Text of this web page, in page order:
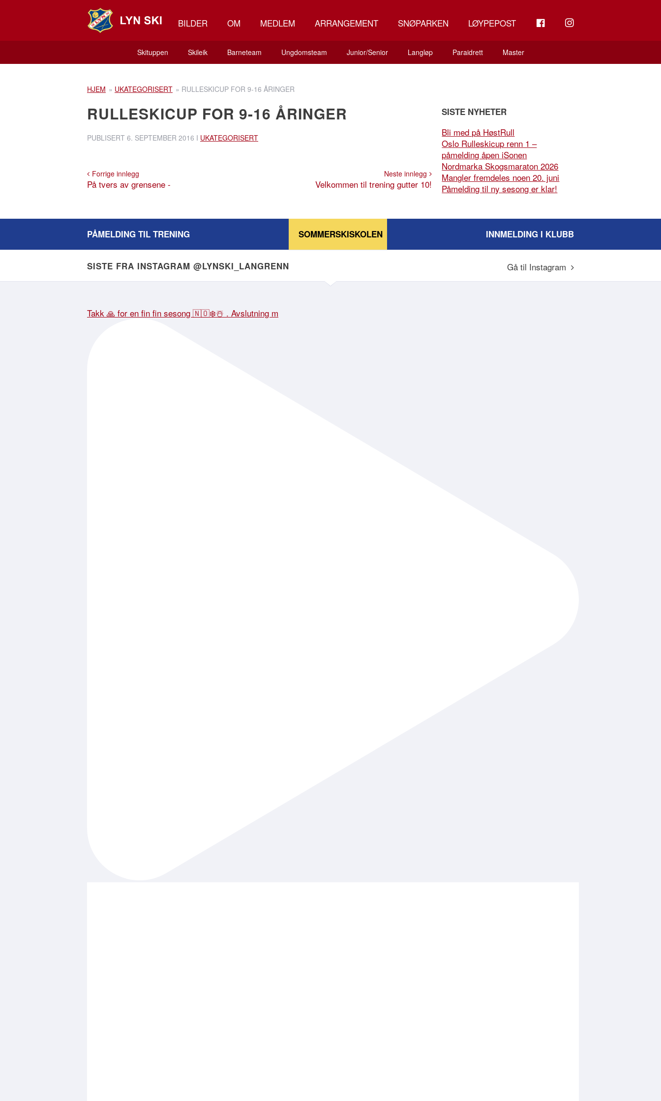
BILDER OM MEDLEM ARRANGEMENT SNØPARKEN LØYPEPOST INSTAGRAM
Skituppen Skileik Barneteam Ungdomsteam Junior/Senior Langløp Paraidrett Master
HJEM » UKATEGORISERT » RULLESKICUP FOR 9-16 ÅRINGER
RULLESKICUP FOR 9-16 ÅRINGER
PUBLISERT 6. SEPTEMBER 2016 I UKATEGORISERT
Forrige innlegg
På tvers av grensene -
Neste innlegg
Velkommen til trening gutter 10!
SISTE NYHETER
Bli med på HøstRull
Oslo Rulleskicup renn 1 –
påmelding åpen iSonen
Nordmarka Skogsmaraton 2026
Mangler fremdeles noen 20. juni
Påmelding til ny sesong er klar!
PÅMELDING TIL TRENING INNMELDING I KLUBB
SOMMERSKISKOLEN
SISTE FRA INSTAGRAM @LYNSKI_LANGRENN Gå til Instagram
Takk 🙏 for en fin fin sesong 🇳🇴❄️☃️ . Avslutning m